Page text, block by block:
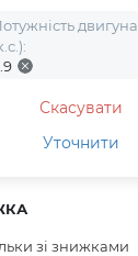
двигуна
Скасувати
Уточнити
зі знижками